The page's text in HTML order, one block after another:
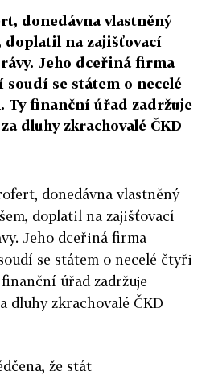
donedávna vlastněný
doplatil na zajišťovací
Jeho dceřiná firma
soudí se státem o necelé
finanční úřad zadržuje
dluhy zkrachovalé ČKD
donedávna vlastněný
doplatil na zajišťovací
Jeho dceřiná firma
se státem o necelé čtyři
úřad zadržuje
dluhy zkrachovalé ČKD
že stát